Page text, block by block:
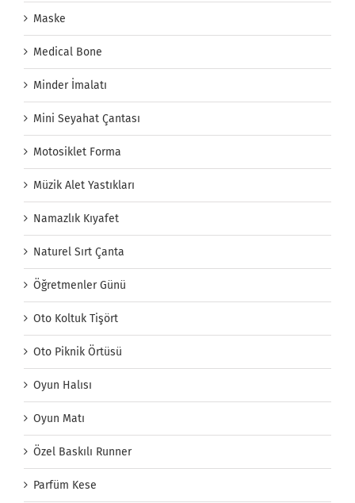
Maske
Medical Bone
Minder İmalatı
Mini Seyahat Çantası
Motosiklet Forma
Müzik Alet Yastıkları
Namazlık Kıyafet
Naturel Sırt Çanta
Öğretmenler Günü
Oto Koltuk Tişört
Oto Piknik Örtüsü
Oyun Halısı
Oyun Matı
Özel Baskılı Runner
Parfüm Kese